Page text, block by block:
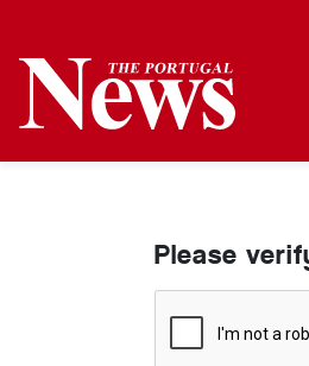
Please